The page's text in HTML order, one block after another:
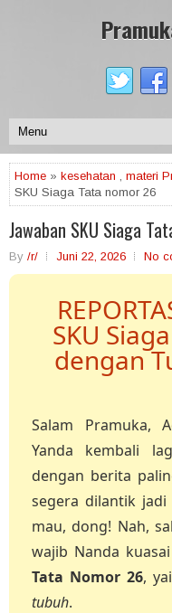
Home » kesehatan , materi
SKU Siaga Tata nomor 26
Jawaban SKU Siaga
By /r/ Juni 22, 2026 No
SKU
dengan
Salam Pramuka,
Yanda kembali
dengan berita
segera dilantik jadi
mau, dong! Nah,
wajib Nanda
Tata Nomor 26,
tubuh.